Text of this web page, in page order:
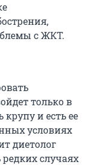
с ЖКТ.
только в
и есть ее
условиях
диетолог
случаях